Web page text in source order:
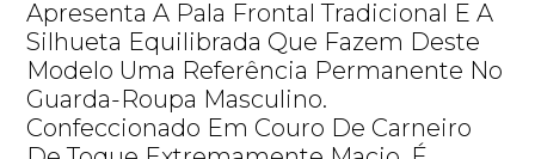
Apresenta A Pala Frontal Tradicional E A
Silhueta Equilibrada Que Fazem Deste
Modelo Uma Referência Permanente No
Guarda-Roupa Masculino.
Confeccionado Em Couro De Carneiro